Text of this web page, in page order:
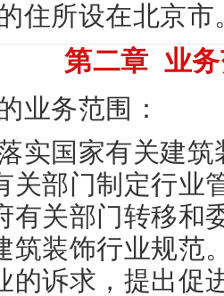
住所设在北京市
第二章 业
业务范围：
实国家有关建
关部门制定行业
有关部门转移和
筑装饰行业规范
的诉求，提出促